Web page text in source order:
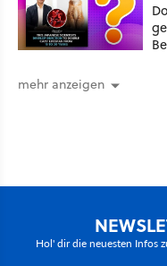
mehr anzeigen
Hol' dir die neuesten Infos